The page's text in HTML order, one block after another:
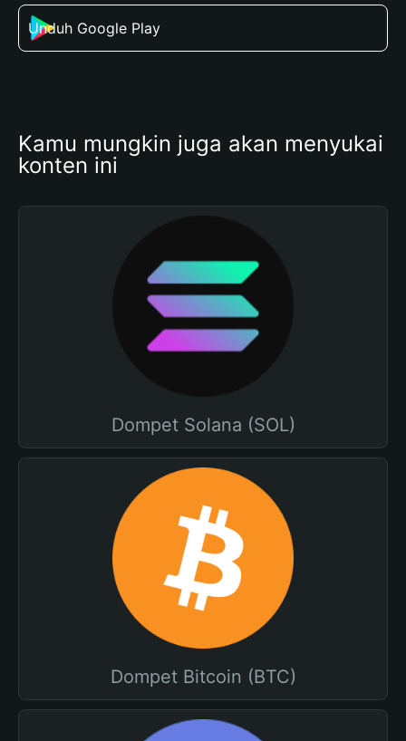
Unduh Google Play
Kamu mungkin juga akan menyukai
konten ini
Dompet Solana (SOL)
Dompet Bitcoin (BTC)